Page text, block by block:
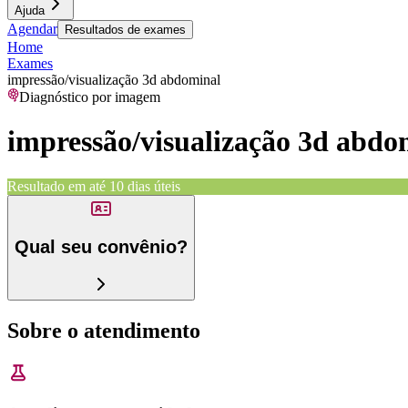
Ajuda
Agendar Resultados de exames
Home
Exames
impressão/visualização 3d abdominal
Diagnóstico por imagem
impressão/visualização 3d
Resultado em até 10 dias úteis
Qual seu convênio?
Sobre o atendimento